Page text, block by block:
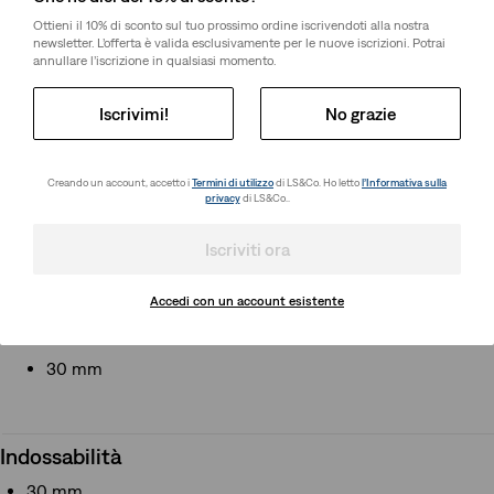
Informazioni Su Questo Stile
Adoriamo una cintura intramontabile come la nostra Casey.
Presenta i classici elementi in metallo ed è realizzata in vera
Una cintura senza tempo
30 mm
Indossabilità
Ottieni il 10% di sconto sul tuo prossimo ordine iscrivendoti alla nostra
newsletter. L’offerta è valida esclusivamente per le nuove iscrizioni. Potrai
annullare l’iscrizione in qualsiasi momento.
Iscrivimi! No grazie
Creando un account, accetto iTermini di utilizzodi LS&Co. Ho lettol’Informativa sulla
privacydi LS&Co..
Iscriviti ora
Accedi con un account esistente